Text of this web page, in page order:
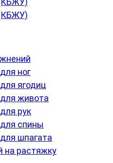
ног
ягодиц
живота
рук
спины
шпагата
на растяжку